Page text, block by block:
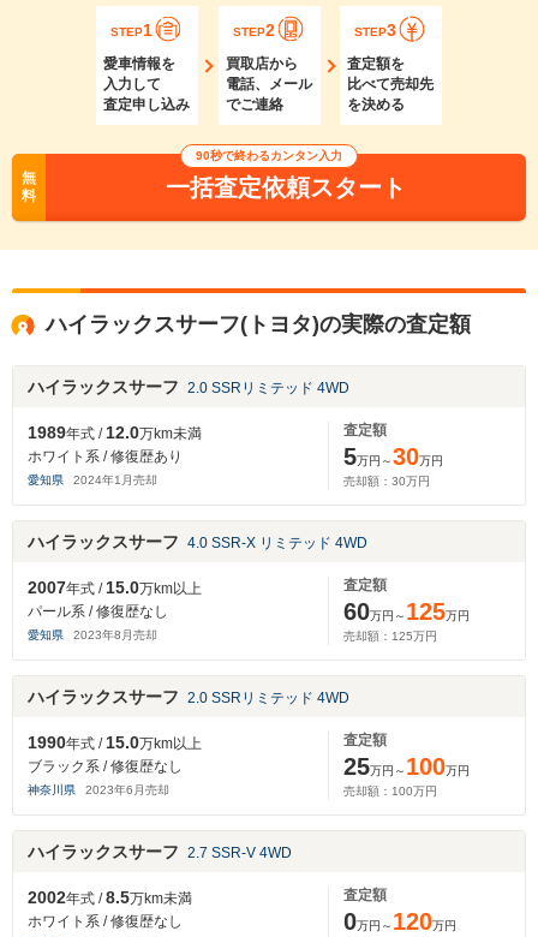
STEP1
愛車情報を
入力して
査定申し込み
STEP2
買取店から
電話、メール
でご連絡
STEP3
査定額を
比べて売却先
を決める
無
料
90秒で終わるカンタン入力
一括査定依頼スタート
ハイラックスサーフ(トヨタ)の実際の査定額
ハイラックスサーフ 2.0 SSRリミテッド 4WD
1989年式 /12.0万km未満
ホワイト系 / 修復歴あり
愛知県 2024年1 月売却
査定額
5万円～30万円
売却額： 30万円
ハイラックスサーフ 4.0 SSR-X リミテッド 4WD
2007年式 /15.0万km以上
パール系 / 修復歴なし
愛知県 2023年8 月売却
査定額
60万円～ 125万円
売却額： 125万円
ハイラックスサーフ 2.0 SSRリミテッド 4WD
1990年式 /15.0万km以上
ブラック系 / 修復歴なし
神奈川県 2023年6 月売却
査定額
25万円～ 100万円
売却額： 100万円
ハイラックスサーフ 2.7 SSR-V 4WD
2002年式 /8.5万km未満
ホワイト系 / 修復歴なし
査定額
0万円～ 120万円